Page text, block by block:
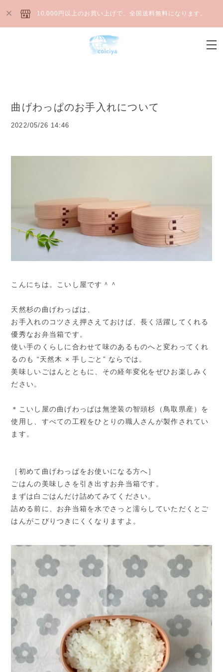
10,000円以上のお買い上げで、全国送料無料になります。
曲げわっぱのお手入れについて
2022/05/26 14:46
こんにちは。こいし屋です＾＾
天然杉の曲げわっぱは、
お手入れのコツさえ押さえておけば、長く活躍してくれる
優秀なお弁当箱です。
使い手のくらしに合わせて味のあるものへと変わってくれ
るのも “天然木 × 手しごと” ならでは。
美味しいごはんとともに、その経年変化をぜひお楽しみく
ださい。
＊こいし屋の曲げわっぱは無塗装の智頭杉（鳥取県産）を
使用し、すべての工程をひとりの職人さんが製作されてい
ます。
［初めて曲げわっぱをお使いになる方へ］
ごはんの美味しさを引き出すお弁当箱です。
まずは白ごはんだけ詰めてみてください。
詰める前に、お弁当箱を水でさっと濡らしていただくとご
はんがこびりつきにくくなりますよ。